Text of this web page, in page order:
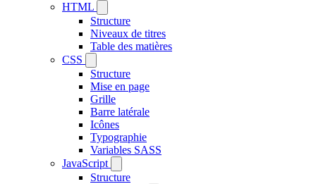
HTML
Structure
Niveaux de titres
Table des matières
CSS
Structure
Mise en page
Grille
Barre latérale
Icônes
Typographie
Variables SASS
JavaScript
Structure